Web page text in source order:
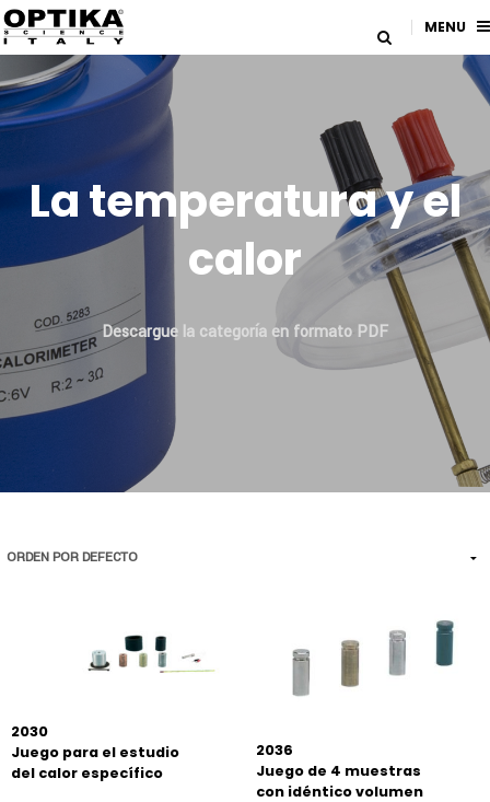
MENU
La temperatura y el
calor
Descargue la categoría en formato PDF
2030
Juego para el estudio
del calor específico
2036
Juego de 4 muestras
con idéntico volumen